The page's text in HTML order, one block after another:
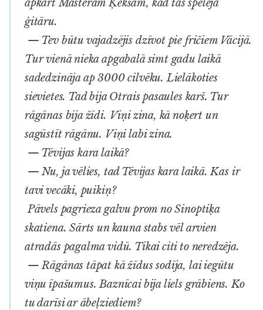
apkārt Māsteram Ķēkšam, kad tas spēlēja
ģitāru.
— Tev būtu vajadzējis dzīvot pie fričiem Vācijā.
Tur vienā nieka apgabalā simt gadu laikā
sadedzināja ap 3000 cilvēku. Lielākoties
sievietes. Tad bija Otrais pasaules karš. Tur
rāgānas bija žīdi. Viņi zina, kā noķert un
sagūstīt rāgānu. Viņi labi zina.
— Tēvijas kara laikā?
— Nu, ja vēlies, tad Tēvijas kara laikā. Kas ir
tavi vecāki, puikiņ?
Pāvels pagrieza galvu prom no Sinoptiķa
skatiena. Sārts un kauna stabs vēl arvien
atradās pagalma vidū. Tikai citi to neredzēja.
— Rāgānas tāpat kā žīdus sodīja, lai iegūtu
viņu īpašumus. Baznīcai bija liels grābiens. Ko
tu darīsi ar ābeļziediem?